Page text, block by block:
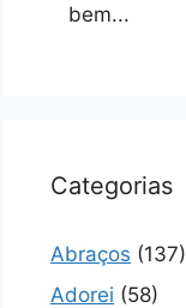
bem...
Categorias
Abraços (137)
Adorei (58)